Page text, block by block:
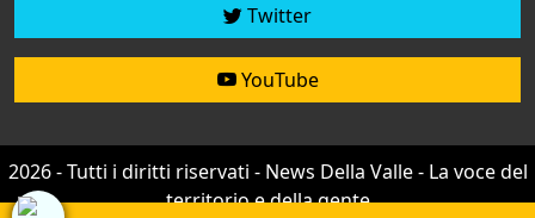
Twitter
YouTube
2026 - Tutti i diritti riservati - News Della Valle - La voce del
territorio e della gente